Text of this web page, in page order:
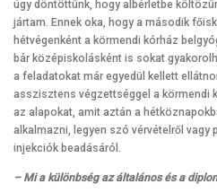
úgy döntöttünk, hogy albérletbe
jártam. Ennek oka, hogy a második
hétvégenként a körmendi kórház
bár középiskolásként is sokat
a feladatokat már egyedül kellett
asszisztens végzettséggel a körmendi
az alapokat, amit aztán a
alkalmazni, legyen szó vérvételről vagy
injekciók beadásáról.
– Mi a különbség az általános és a